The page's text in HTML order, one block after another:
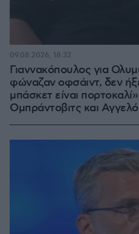
Γιαννακόπουλος για
φώναζαν οφσάιντ, δεν
μπάσκετ είναι
Ομπράντοβιτς και
09.08.2026, 18:32